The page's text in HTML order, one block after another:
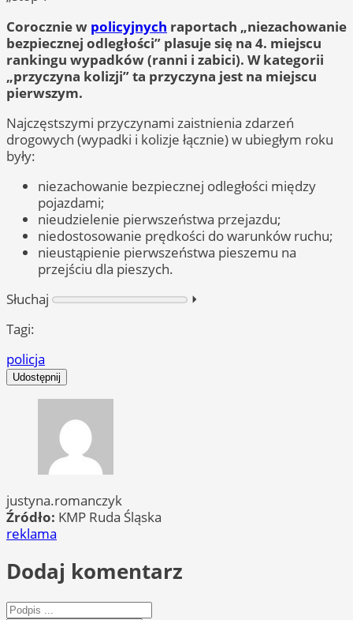
Corocznie w policyjnych raportach „niezachowanie
bezpiecznej odległości” plasuje się na 4. miejscu
rankingu wypadków (ranni i zabici). W kategorii
„przyczyna kolizji” ta przyczyna jest na miejscu
pierwszym.
Najczęstszymi przyczynami zaistnienia zdarzeń
drogowych (wypadki i kolizje łącznie) w ubiegłym roku
były:
niezachowanie bezpiecznej odległości między
pojazdami;
nieudzielenie pierwszeństwa przejazdu;
niedostosowanie prędkości do warunków ruchu;
nieustąpienie pierwszeństwa pieszemu na
przejściu dla pieszych.
Słuchaj
⏵︎
Tagi:
policja
Udostępnij
justyna.romanczyk
Źródło: KMP Ruda Śląska
reklama
Dodaj komentarz